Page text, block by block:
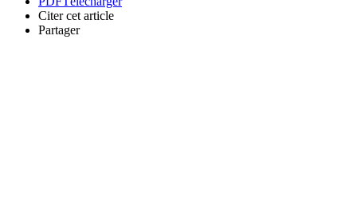
Citer cet article
Partager